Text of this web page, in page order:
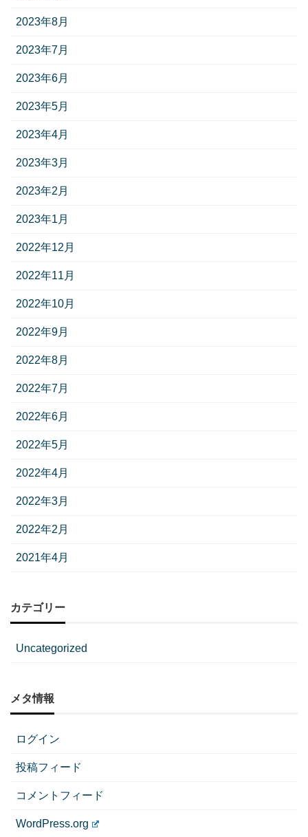
2023年8月
2023年7月
2023年6月
2023年5月
2023年4月
2023年3月
2023年2月
2023年1月
2022年12月
2022年11月
2022年10月
2022年9月
2022年8月
2022年7月
2022年6月
2022年5月
2022年4月
2022年3月
2022年2月
2021年4月
カテゴリー
Uncategorized
メタ情報
ログイン
投稿フィード
コメントフィード
WordPress.org